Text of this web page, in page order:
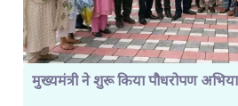
मुख्यमंत्री ने शुरू किया पौधरोपण